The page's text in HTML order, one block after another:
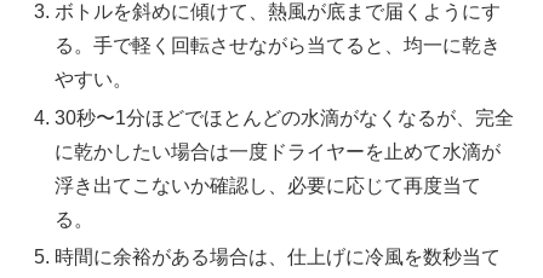
ボトルを斜めに傾けて、熱風が底まで届くようにす
る。手で軽く回転させながら当てると、均一に乾き
やすい。
30秒〜1分ほどでほとんどの水滴がなくなるが、完全
に乾かしたい場合は一度ドライヤーを止めて水滴が
浮き出てこないか確認し、必要に応じて再度当て
る。
時間に余裕がある場合は、仕上げに冷風を数秒当て